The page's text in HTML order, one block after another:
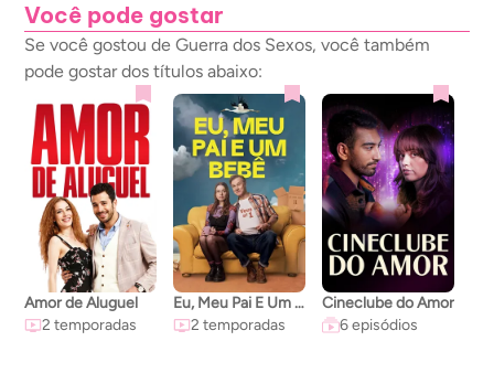
Você pode gostar
Se você gostou de Guerra dos Sexos, você também
pode gostar dos títulos abaixo:
Amor de Aluguel
2 temporadas
Eu, Meu Pai E Um Bebê
2 temporadas
Cineclube do Amor
6 episódios